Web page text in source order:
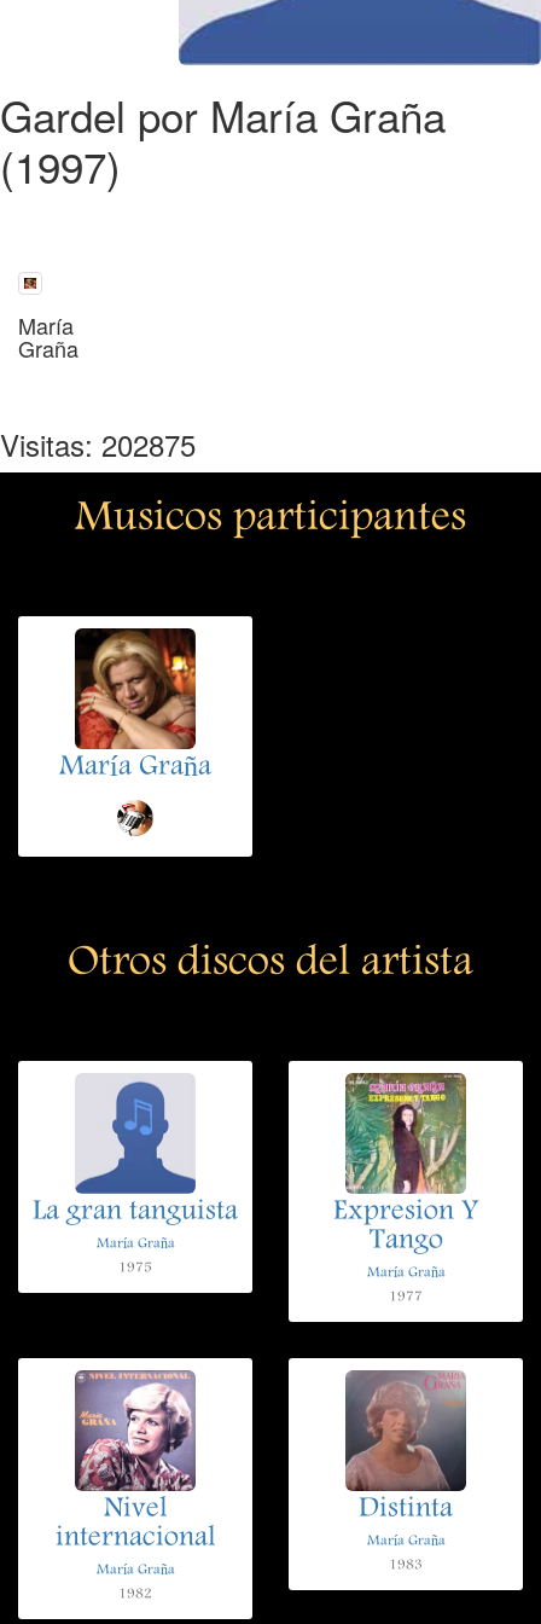
Gardel por María Graña
(1997)
María
Graña
Visitas: 202875
Musicos participantes
María Graña
Otros discos del artista
La gran tanguista
María Graña
1975
Expresion Y
Tango
María Graña
1977
Nivel
internacional
María Graña
1982
Distinta
María Graña
1983